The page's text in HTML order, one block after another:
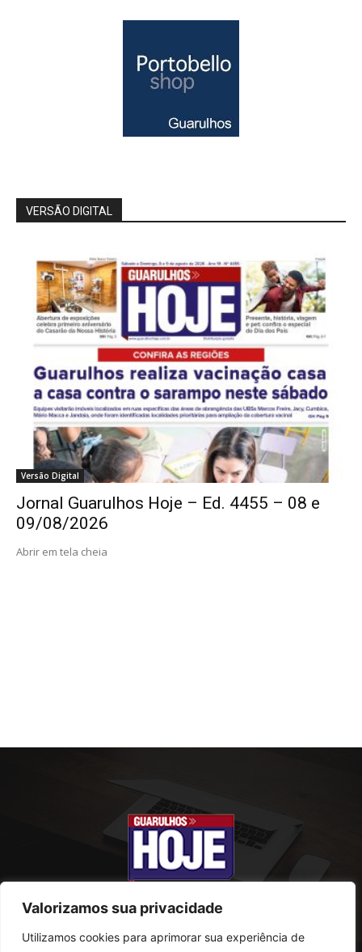
Valorizamos sua privacidade
Utilizamos cookies para aprimorar sua experiência de
VERSÃO DIGITAL
Versão Digital
Jornal Guarulhos Hoje – Ed. 4455 – 08 e
09/08/2026
Abrir em tela cheia
SOBRE NÓS